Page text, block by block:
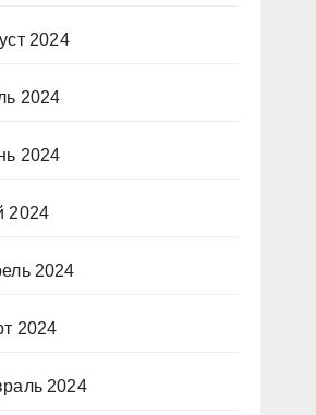
2024
2024
2024
2024
2024
2024
2024